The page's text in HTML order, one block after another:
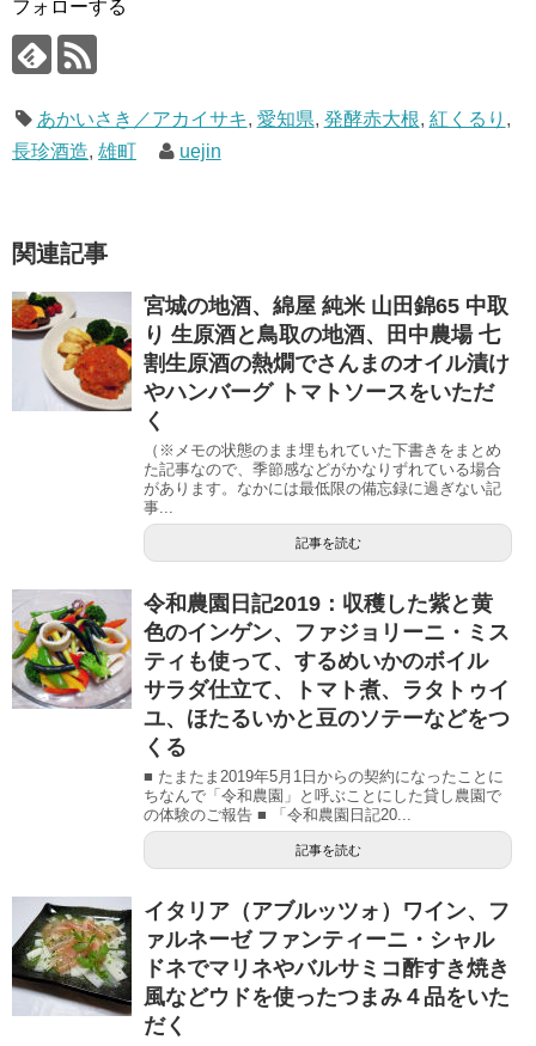
フォローする
あかいさき／アカイサキ, 愛知県, 発酵赤大根, 紅くるり ,
長珍酒造, 雄町 uejin
関連記事
宮城の地酒、綿屋 純米 山田錦65 中取
り 生原酒と鳥取の地酒、田中農場 七
割生原酒の熱燗でさんまのオイル漬け
やハンバーグ トマトソースをいただ
く
（※メモの状態のまま埋もれていた下書きをまとめ
た記事なので、季節感などがかなりずれている場合
があります。なかには最低限の備忘録に過ぎない記
事...
記事を読む
令和農園日記2019：収穫した紫と黄
色のインゲン、ファジョリーニ・ミス
ティも使って、するめいかのボイル
サラダ仕立て、トマト煮、ラタトゥイ
ユ、ほたるいかと豆のソテーなどをつ
くる
■ たまたま2019年5月1日からの契約になったことに
ちなんで「令和農園」と呼ぶことにした貸し農園で
の体験のご報告 ■ 「令和農園日記20...
記事を読む
イタリア（アブルッツォ）ワイン、フ
ァルネーゼ ファンティーニ・シャル
ドネでマリネやバルサミコ酢すき焼き
風などウドを使ったつまみ４品をいた
だく